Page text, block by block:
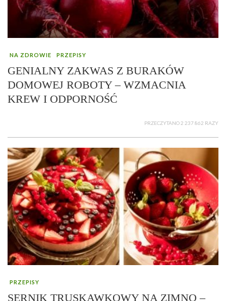
NA ZDROWIE PRZEPISY
GENIALNY ZAKWAS Z BURAKÓW
DOMOWEJ ROBOTY – WZMACNIA
KREW I ODPORNOŚĆ
PRZECZYTANO 2 237 862 RAZY
PRZEPISY
SERNIK TRUSKAWKOWY NA ZIMNO –